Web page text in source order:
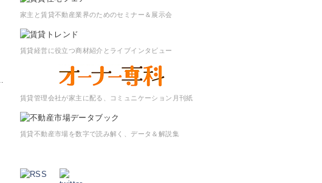
家主と賃貸不動産業界のためのセミナー＆展示会
賃貸経営に役立つ商材紹介とライブインタビュー
賃貸管理会社が家主に配る、コミュニケーション月刊紙
賃貸不動産市場を数字で読み解く、データ＆解説集